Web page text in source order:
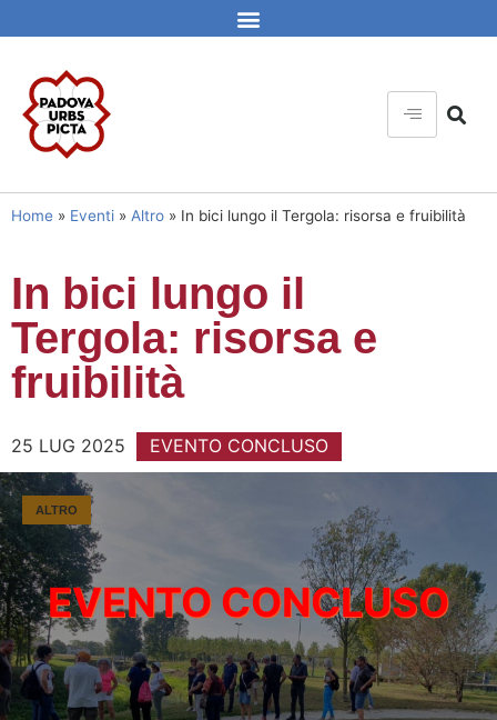
Home » Eventi » Altro » In bici lungo il Tergola: risorsa e fruibilità
In bici lungo il
Tergola: risorsa e
fruibilità
25 LUG 2025 EVENTO CONCLUSO
ALTRO